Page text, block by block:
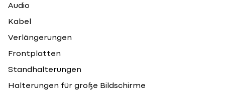
Audio
Kabel
Verlängerungen
Frontplatten
Standhalterungen
Halterungen für große Bildschirme